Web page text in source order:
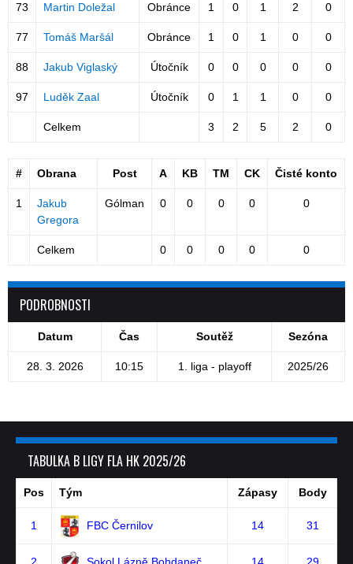
73 Martin Doležal Obránce 1 0 1 2 0
77 Tomáš Maršál Obránce 1 0 1 0 0
88 Jakub Viglaský Útočník 0 0 0 0 0
97 Luděk Zaal Útočník 0 1 1 0 0
Celkem 3 2 5 2 0
# Obrana Post A KB TM CK Čisté konto
1
Jakub
Gregora
Gólman 0 0 0 0 0
Celkem 0 0 0 0 0
PODROBNOSTI
Datum Čas Soutěž Sezóna
28. 3. 2026 10:15 1. liga - playoff 2025/26
TABULKA B LIGY FLA HK 2025/26
Pos Tým Zápasy Body
1 FBC Černilov 14 31